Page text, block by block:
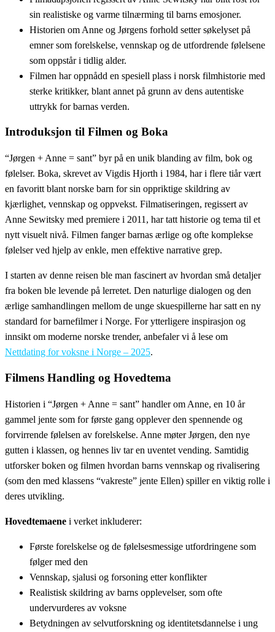
sin realistiske og varme tilnærming til barns emosjoner.
Historien om Anne og Jørgens forhold setter søkelyset på
emner som forelskelse, vennskap og de utfordrende følelsene
som oppstår i tidlig alder.
Filmen har oppnådd en spesiell plass i norsk filmhistorie med
sterke kritikker, blant annet på grunn av dens autentiske
uttrykk for barnas verden.
Introduksjon til Filmen og Boka
“Jørgen + Anne = sant” byr på en unik blanding av film, bok og
følelser. Boka, skrevet av Vigdis Hjorth i 1984, har i flere tiår vært
en favoritt blant norske barn for sin oppriktige skildring av
kjærlighet, vennskap og oppvekst. Filmatiseringen, regissert av
Anne Sewitsky med premiere i 2011, har tatt historie og tema til et
nytt visuelt nivå. Filmen fanger barnas ærlige og ofte komplekse
følelser ved hjelp av enkle, men effektive narrative grep.
I starten av denne reisen ble man fascinert av hvordan små detaljer
fra boken ble levende på lerretet. Den naturlige dialogen og den
ærlige samhandlingen mellom de unge skuespillerne har satt en ny
standard for barnefilmer i Norge. For ytterligere inspirasjon og
innsikt om moderne norske trender, anbefaler vi å lese om
Nettdating for voksne i Norge – 2025.
Filmens Handling og Hovedtema
Historien i “Jørgen + Anne = sant” handler om Anne, en 10 år
gammel jente som for første gang opplever den spennende og
forvirrende følelsen av forelskelse. Anne møter Jørgen, den nye
gutten i klassen, og hennes liv tar en uventet vending. Samtidig
utforsker boken og filmen hvordan barns vennskap og rivalisering
(som den med klassens “vakreste” jente Ellen) spiller en viktig rolle i
deres utvikling.
Hovedtemaene i verket inkluderer:
Første forelskelse og de følelsesmessige utfordringene som
følger med den
Vennskap, sjalusi og forsoning etter konflikter
Realistisk skildring av barns opplevelser, som ofte
undervurderes av voksne
Betydningen av selvutforskning og identitetsdannelse i ung